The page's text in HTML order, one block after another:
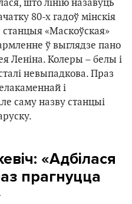
што лінію назавуць
80-х гадоў мінскія
«Маскоўская»
ў выглядзе пано
Леніна. Колеры – белы і
невыпадкова. Праз
і
саму назву станцыі
«Адбілася
прагнуцца